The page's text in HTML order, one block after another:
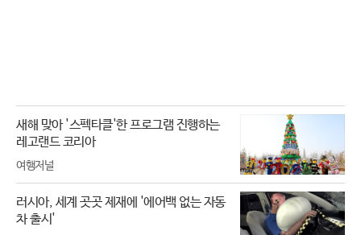
새해 맞아 '스펙타클'한 프로그램 진행하는
레고랜드 코리아
여행저널
러시아, 세계 곳곳 제재에 '에어백 없는 자동
차 출시'